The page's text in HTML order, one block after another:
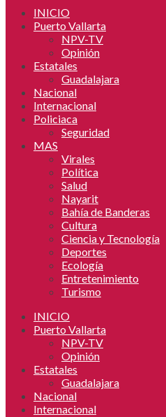
INICIO
Puerto Vallarta
NPV-TV
Opinión
Estatales
Guadalajara
Nacional
Internacional
Policiaca
Seguridad
MAS
Virales
Política
Salud
Nayarit
Bahía de Banderas
Cultura
Ciencia y Tecnología
Deportes
Ecología
Entretenimiento
Turismo
INICIO
Puerto Vallarta
NPV-TV
Opinión
Estatales
Guadalajara
Nacional
Internacional